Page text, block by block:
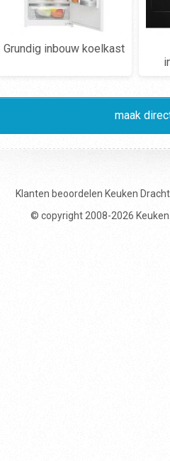
Grundig inbouw koelkast
maak
Klanten beoordelen Keuken
© copyright 2008-2026